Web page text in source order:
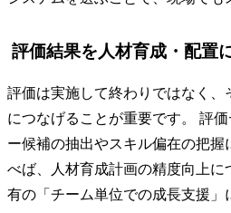
評価結果を人材育成・配置
評価は実施して終わりではなく、
につなげることが重要です。 評
ー候補の抽出やスキル偏在の把
べば、人材育成計画の精度向上に
有の「チーム単位での成長支援」